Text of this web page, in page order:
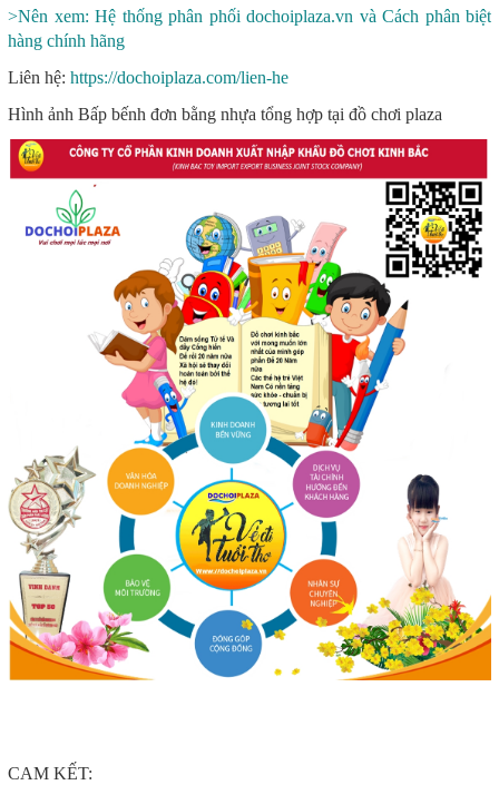
>Nên xem: Hệ thống phân phối dochoiplaza.vn và Cách phân biệt
hàng chính hãng
Liên hệ: https://dochoiplaza.com/lien-he
Hình ảnh Bấp bếnh đơn bằng nhựa tổng hợp tại đồ chơi plaza
CAM KẾT: